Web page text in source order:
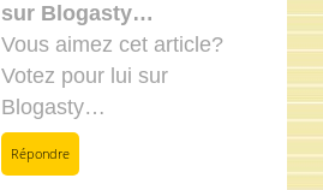
sur Blogasty…
Vous aimez cet article?
Votez pour lui sur
Blogasty…
Répondre